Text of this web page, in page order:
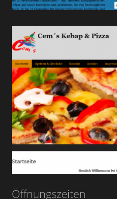
Öffnungszeiten